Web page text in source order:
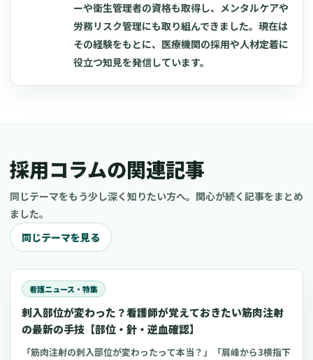
ーや衛生管理者の資格も取得し、メンタルケアや
労務リスク管理にも取り組んできました。現在は
その経験をもとに、医療機関の採用や人材定着に
役立つ知見を発信しています。
採用コラムの関連記事
同じテーマをもう少し深く知りたい方へ。関心が続く記事をまとめ
ました。
同じテーマを見る
看護ニュース・特集
刺入部位が変わった？看護師が覚えておきたい筋肉注射
の最新の手技【部位・針・逆血確認】
「筋肉注射の刺入部位が変わったって本当？」「肩峰から3横指下